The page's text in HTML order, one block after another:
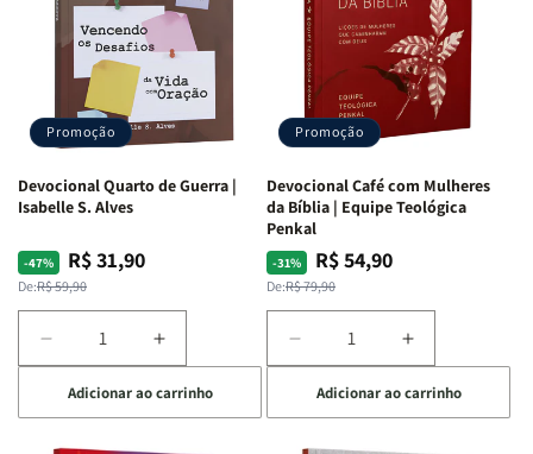
Promoção
Devocional Quarto de Guerra |
Isabelle S. Alves
-47%
Preço
normal
De:R$ 59,90
Preço
promocional
R$ 31,90
Diminuir
a
quantidade
de
Devocional
Aumentar
a
quantidade
de
Devocional
Adicionar ao carrinho
Promoção
Devocional Café com Mulheres
da Bíblia | Equipe Teológica
Penkal
-31%
Preço
normal
De:R$ 79,90
Preço
promocional
R$ 54,90
Diminuir
a
quantidade
de
Devocional
Aumentar
a
quantidade
de
Devocional
Adicionar ao carrinho